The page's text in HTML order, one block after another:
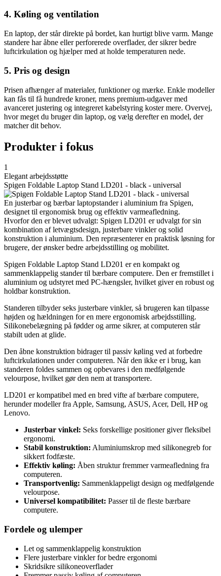
4. Køling og ventilation
En laptop, der står direkte på bordet, kan hurtigt blive varm. Mange
standere har åbne eller perforerede overflader, der sikrer bedre
luftcirkulation og hjælper med at holde temperaturen nede.
5. Pris og design
Prisen afhænger af materialer, funktioner og mærke. Enkle modeller
kan fås til få hundrede kroner, mens premium-udgaver med
avanceret justering og integreret kabelstyring koster mere. Overvej,
hvor meget du bruger din laptop, og vælg derefter en model, der
matcher dit behov.
Produkter i fokus
1
Elegant arbejdsstøtte
Spigen Foldable Laptop Stand LD201 - black - universal
En justerbar og bærbar laptopstander i aluminium fra Spigen,
designet til ergonomisk brug og effektiv varmeafledning.
Hvorfor den er blevet udvalgt: Spigen LD201 er udvalgt for sin
kombination af letvægtsdesign, justerbare vinkler og solid
konstruktion i aluminium. Den repræsenterer en praktisk løsning for
brugere, der ønsker bedre arbejdsstilling og mobilitet.
Spigen Foldable Laptop Stand LD201 er en kompakt og
sammenklappelig stander til bærbare computere. Den er fremstillet i
aluminium og udstyret med PC-hængsler, hvilket giver en robust og
holdbar konstruktion.
Standeren tilbyder seks justerbare vinkler, så brugeren kan tilpasse
højden og hældningen for en mere ergonomisk arbejdsstilling.
Silikonebelægning på fødder og arme sikrer, at computeren står
stabilt uden at glide.
Den åbne konstruktion bidrager til passiv køling ved at forbedre
luftcirkulationen under computeren. Når den ikke er i brug, kan
standeren foldes sammen og opbevares i den medfølgende
velourpose, hvilket gør den nem at transportere.
LD201 er kompatibel med en bred vifte af bærbare computere,
herunder modeller fra Apple, Samsung, ASUS, Acer, Dell, HP og
Lenovo.
Justerbar vinkel: Seks forskellige positioner giver fleksibel
ergonomi.
Stabil konstruktion: Aluminiumskrop med silikonegreb for
sikkert fodfæste.
Effektiv køling: Åben struktur fremmer varmeafledning fra
computeren.
Transportvenlig: Sammenklappeligt design og medfølgende
velourpose.
Universel kompatibilitet: Passer til de fleste bærbare
computere.
Fordele og ulemper
Let og sammenklappelig konstruktion
Flere justerbare vinkler for bedre ergonomi
Skridsikre silikoneoverflader